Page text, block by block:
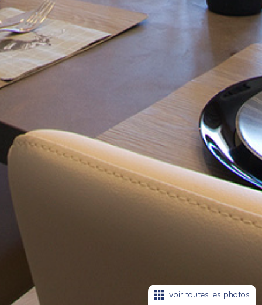
voir toutes les photos